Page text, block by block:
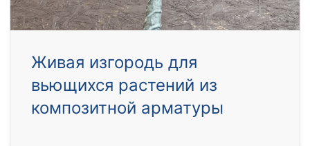
Живая изгородь для
вьющихся растений из
композитной арматуры